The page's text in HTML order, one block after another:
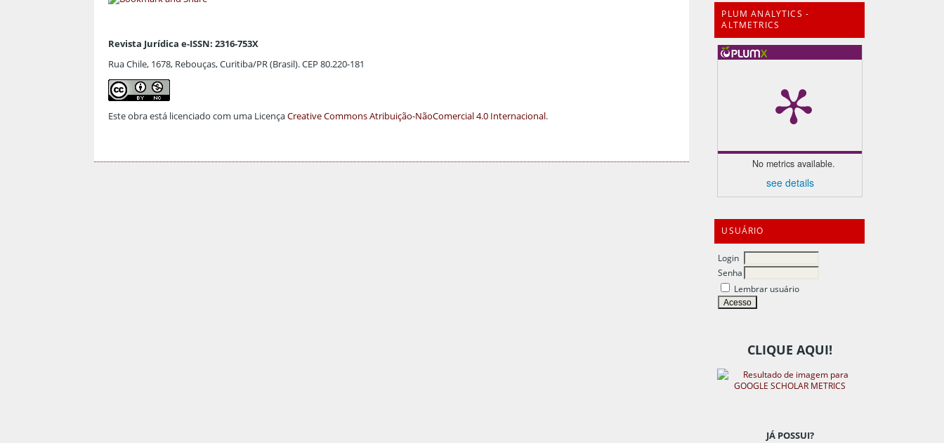
PLUM ANALYTICS -
ALTMETRICS
No metrics available.
see details
USUÁRIO
Login
Senha
Lembrar usuário
CLIQUE AQUI!
JÁ POSSUI?
Revista Jurídica e-ISSN: 2316-753X
Rua Chile, 1678, Rebouças, Curitiba/PR (Brasil). CEP 80.220-181
Este obra está licenciado com uma LicençaCreative Commons Atribuição-NãoComercial 4.0 Internacional.